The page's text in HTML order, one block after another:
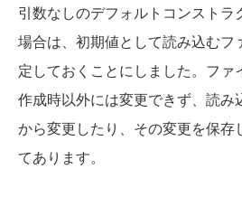
引数なしのデフォルトコンストラ
場合は、初期値として読み込むフ
定しておくことにしました。ファ
作成時以外には変更できず、読み
から変更したり、その変更を保存
てあります。